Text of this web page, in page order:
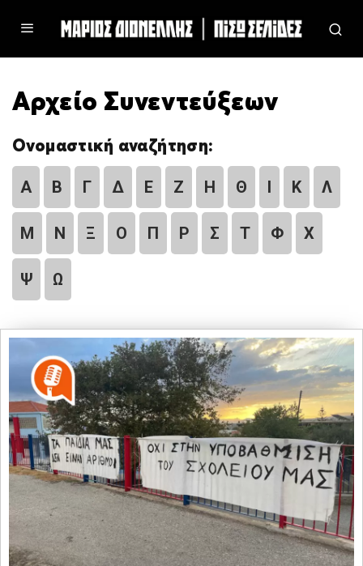
Αρχείο Συνεντεύξεων
Ονομαστική αναζήτηση:
Α Β Γ Δ Ε Ζ Η Θ Ι Κ Λ
Μ Ν Ξ Ο Π Ρ Σ Τ Φ Χ
Ψ Ω